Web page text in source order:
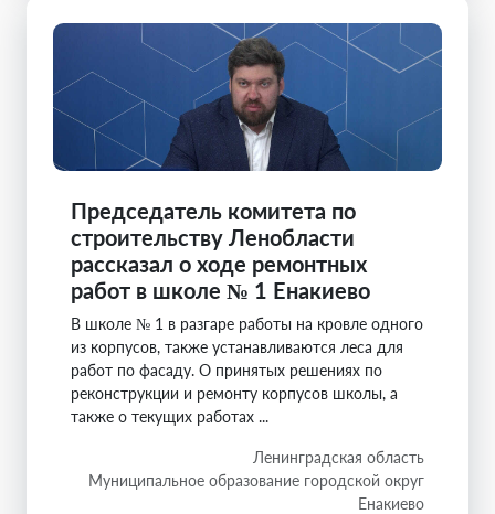
Председатель комитета по
строительству Ленобласти
рассказал о ходе ремонтных
работ в школе № 1 Енакиево
В школе № 1 в разгаре работы на кровле одного
из корпусов, также устанавливаются леса для
работ по фасаду. О принятых решениях по
реконструкции и ремонту корпусов школы, а
также о текущих работах ...
Ленинградская область
Муниципальное образование городской округ
Енакиево